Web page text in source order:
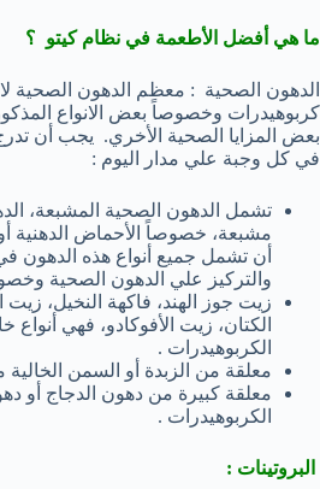
ما هي أفضل الأطعمة في نظام كيتو ؟
الدهون الصحية : معظم الدهون الصحية
كربوهيدرات وخصوصاً بعض الانواع
بعض المزايا الصحية الأخري. يجب أن
في كل وجبة علي مدار اليوم :
تشمل الدهون الصحية المشبعة،
أن تشمل جميع أنواع هذه الدهون
والتركيز علي الدهون الصحية
زيت جوز الهند، فاكهة النخيل، زيت
الكتان، زيت الأفوكادو، فهي أنواع
الكربوهيدرات .
معلقة من الزبدة أو السمن
معلقة كبيرة من دهون الدجاج أو
الكربوهيدرات .
البروتينات :